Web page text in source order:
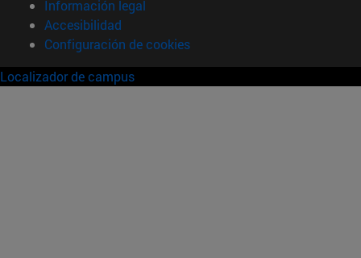
Información legal
Accesibilidad
Configuración de cookies
Localizador de campus